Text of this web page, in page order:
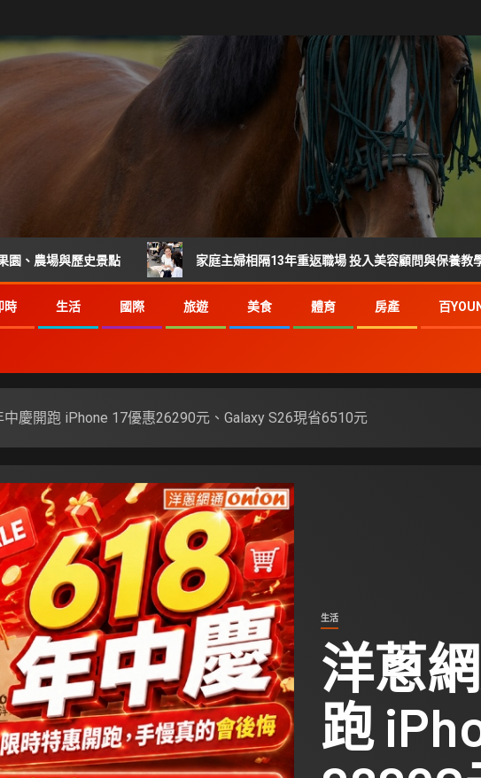
史景點 家庭主婦相隔13年重返職場 投入美容顧問與保養教學 重新找回自
時 生活 國際 旅遊 美食 體育 房產 百
慶開跑 iPhone 17優惠26290元、Galaxy S26現省6510元
生活
洋蔥
跑